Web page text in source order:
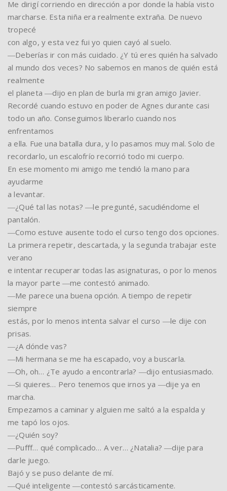
Me dirigí corriendo en dirección a por donde la había visto
marcharse. Esta niña era realmente extraña. De nuevo
tropecé
con algo, y esta vez fui yo quien cayó al suelo.
―Deberías ir con más cuidado. ¿Y tú eres quién ha salvado
al mundo dos veces? No sabemos en manos de quién está
realmente
el planeta ―dijo en plan de burla mi gran amigo Javier.
Recordé cuando estuvo en poder de Agnes durante casi
todo un año. Conseguimos liberarlo cuando nos
enfrentamos
a ella. Fue una batalla dura, y lo pasamos muy mal. Solo de
recordarlo, un escalofrío recorrió todo mi cuerpo.
En ese momento mi amigo me tendió la mano para
ayudarme
a levantar.
―¿Qué tal las notas? ―le pregunté, sacudiéndome el
pantalón.
―Como estuve ausente todo el curso tengo dos opciones.
La primera repetir, descartada, y la segunda trabajar este
verano
e intentar recuperar todas las asignaturas, o por lo menos
la mayor parte ―me contestó animado.
―Me parece una buena opción. A tiempo de repetir
siempre
estás, por lo menos intenta salvar el curso ―le dije con
prisas.
―¿A dónde vas?
―Mi hermana se me ha escapado, voy a buscarla.
―Oh, oh… ¿Te ayudo a encontrarla? ―dijo entusiasmado.
―Si quieres… Pero tenemos que irnos ya ―dije ya en
marcha.
Empezamos a caminar y alguien me saltó a la espalda y
me tapó los ojos.
―¿Quién soy?
―Pufff… qué complicado… A ver… ¿Natalia? ―dije para
darle juego.
Bajó y se puso delante de mí.
―Qué inteligente ―contestó sarcásticamente.